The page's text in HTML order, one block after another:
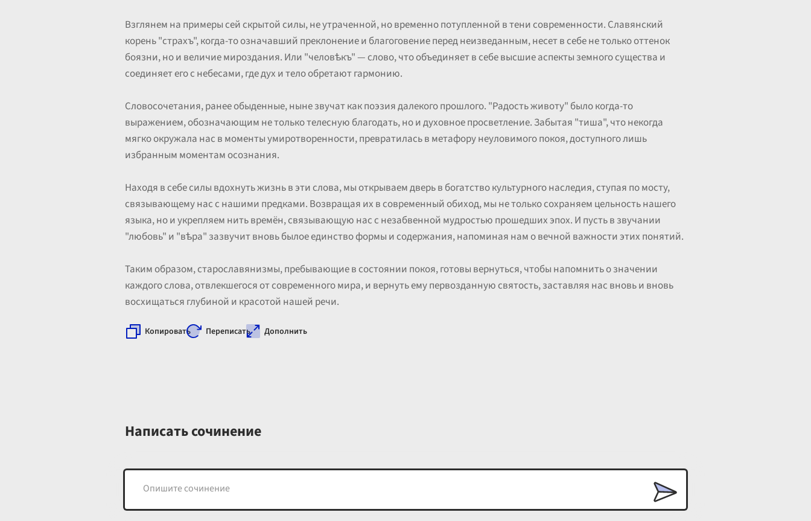
Взглянем на примеры сей скрытой силы, не утраченной, но временно потупленной в тени современности. Славянский
корень "страхъ", когда-то означавший преклонение и благоговение перед неизведанным, несет в себе не только оттенок
боязни, но и величие мироздания. Или "человѣкъ" — слово, что объединяет в себе высшие аспекты земного существа и
соединяет его с небесами, где дух и тело обретают гармонию.
Словосочетания, ранее обыденные, ныне звучат как поэзия далекого прошлого. "Радость животу" было когда-то
выражением, обозначающим не только телесную благодать, но и духовное просветление. Забытая "тиша", что некогда
мягко окружала нас в моменты умиротворенности, превратилась в метафору неуловимого покоя, доступного лишь
избранным моментам осознания.
Находя в себе силы вдохнуть жизнь в эти слова, мы открываем дверь в богатство культурного наследия, ступая по мосту,
связывающему нас с нашими предками. Возвращая их в современный обиход, мы не только сохраняем цельность нашего
языка, но и укрепляем нить времён, связывающую нас с незабвенной мудростью прошедших эпох. И пусть в звучании
"любовь" и "вѣра" зазвучит вновь былое единство формы и содержания, напоминая нам о вечной важности этих понятий.
Таким образом, старославянизмы, пребывающие в состоянии покоя, готовы вернуться, чтобы напомнить о значении
каждого слова, отвлекшегося от современного мира, и вернуть ему первозданную святость, заставляя нас вновь и вновь
восхищаться глубиной и красотой нашей речи.
Копировать Переписать Дополнить
Написать сочинение